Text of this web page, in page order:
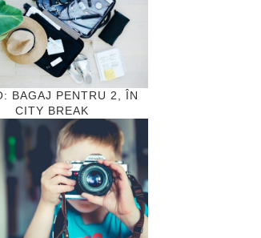
BAGAJ PENTRU 2, ÎN
CITY BREAK